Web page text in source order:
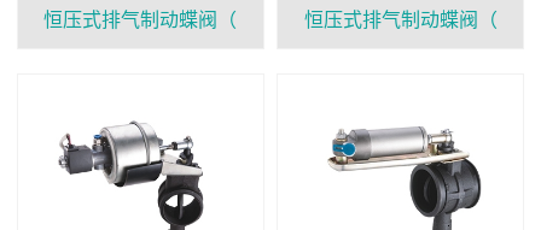
恒压式排气制动蝶阀（ 恒压式排气制动蝶阀（